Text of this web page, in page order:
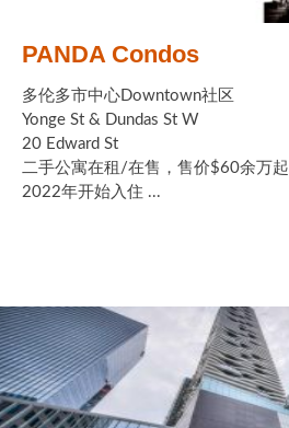
PANDA Condos
多伦多市中心Downtown社区
Yonge St & Dundas St W
20 Edward St
二手公寓在租/在售，售价$60余万起
2022年开始入住 ...